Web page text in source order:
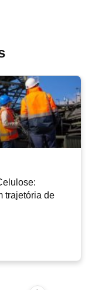
trajetória de